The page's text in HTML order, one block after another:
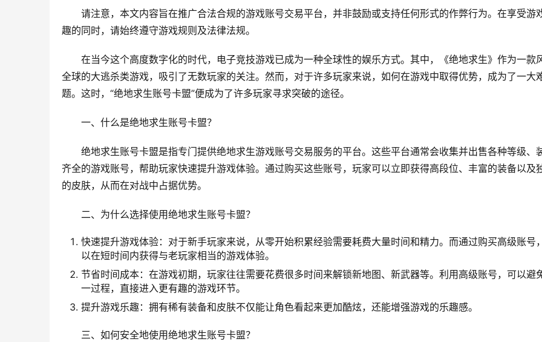
请注意，本文内容旨在推广合法合规的游戏账号交易平台，并非鼓励或支持任何形式的作弊行为。在享受游
趣的同时，请始终遵守游戏规则及法律法规。
在当今这个高度数字化的时代，电子竞技游戏已成为一种全球性的娱乐方式。其中，《绝地求生》作为一款
全球的大逃杀类游戏，吸引了无数玩家的关注。然而，对于许多玩家来说，如何在游戏中取得优势，成为了一大
题。这时，“绝地求生账号卡盟”便成为了许多玩家寻求突破的途径。
一、什么是绝地求生账号卡盟？
绝地求生账号卡盟是指专门提供绝地求生游戏账号交易服务的平台。这些平台通常会收集并出售各种等级、
齐全的游戏账号，帮助玩家快速提升游戏体验。通过购买这些账号，玩家可以立即获得高段位、丰富的装备以及
的皮肤，从而在对战中占据优势。
二、为什么选择使用绝地求生账号卡盟？
快速提升游戏体验：对于新手玩家来说，从零开始积累经验需要耗费大量时间和精力。而通过购买高级账号
以在短时间内获得与老玩家相当的游戏体验。
节省时间成本：在游戏初期，玩家往往需要花费很多时间来解锁新地图、新武器等。利用高级账号，可以避
一过程，直接进入更有趣的游戏环节。
提升游戏乐趣：拥有稀有装备和皮肤不仅能让角色看起来更加酷炫，还能增强游戏的乐趣感。
三、如何安全地使用绝地求生账号卡盟？